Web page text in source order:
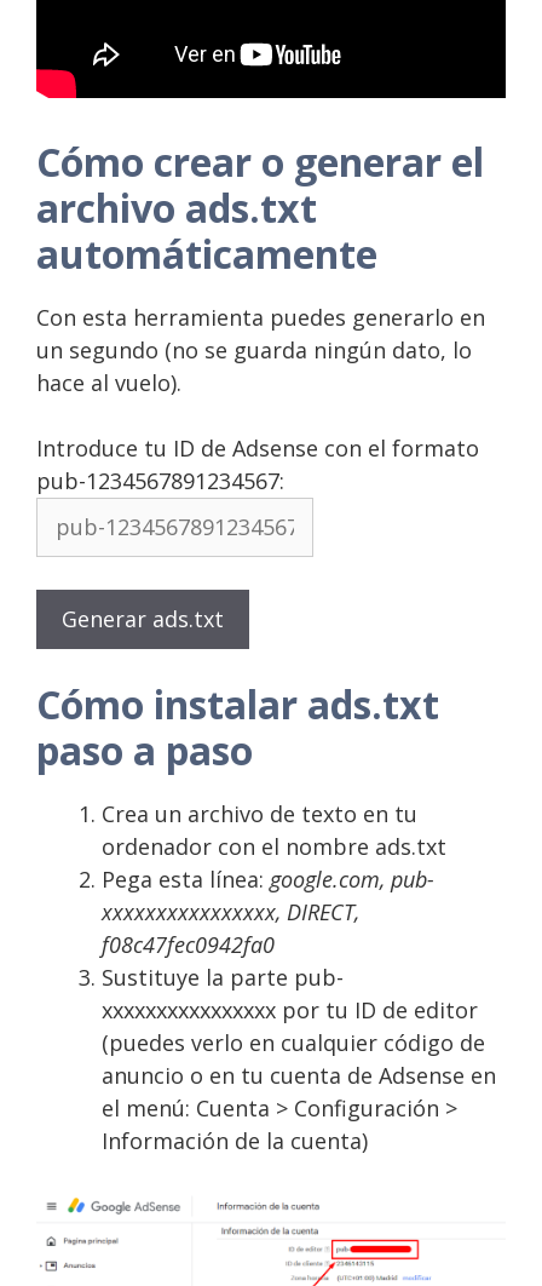
Cómo crear o generar el
archivo ads.txt
automáticamente
Con esta herramienta puedes generarlo en
un segundo (no se guarda ningún dato, lo
hace al vuelo).
Introduce tu ID de Adsense con el formato
pub-1234567891234567:
Generar ads.txt
Cómo instalar ads.txt
paso a paso
Crea un archivo de texto en tu
ordenador con el nombre ads.txt
Pega esta línea: google.com, pub-
xxxxxxxxxxxxxxxx, DIRECT,
f08c47fec0942fa0
Sustituye la parte pub-
xxxxxxxxxxxxxxxx por tu ID de editor
(puedes verlo en cualquier código de
anuncio o en tu cuenta de Adsense en
el menú: Cuenta > Configuración >
Información de la cuenta)